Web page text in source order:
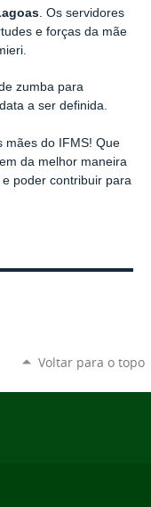
. Os servidores
e forças da mãe
zumba para
a ser definida.
mães do IFMS! Que
da melhor maneira
poder contribuir para
Voltar para o topo